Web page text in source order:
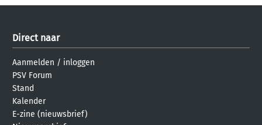
Direct naar
Aanmelden / inloggen
PSV Forum
Stand
Kalender
E-zine (nieuwsbrief)